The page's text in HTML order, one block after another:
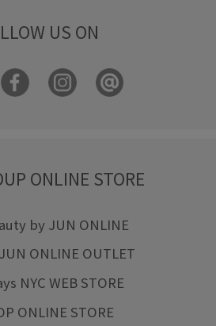
US ON
ONLINE STORE
by JUN ONLINE
ONLINE OUTLET
NYC WEB STORE
ONLINE STORE